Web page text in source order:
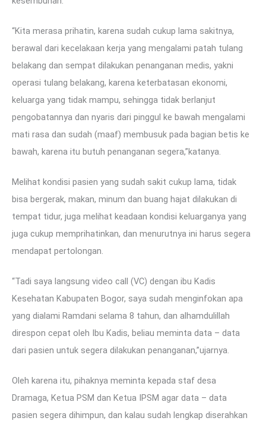
“Kita merasa prihatin, karena sudah cukup lama sakitnya,
berawal dari kecelakaan kerja yang mengalami patah tulang
belakang dan sempat dilakukan penanganan medis, yakni
operasi tulang belakang, karena keterbatasan ekonomi,
keluarga yang tidak mampu, sehingga tidak berlanjut
pengobatannya dan nyaris dari pinggul ke bawah mengalami
mati rasa dan sudah (maaf) membusuk pada bagian betis ke
bawah, karena itu butuh penanganan segera,”katanya.
Melihat kondisi pasien yang sudah sakit cukup lama, tidak
bisa bergerak, makan, minum dan buang hajat dilakukan di
tempat tidur, juga melihat keadaan kondisi keluarganya yang
juga cukup memprihatinkan, dan menurutnya ini harus segera
mendapat pertolongan.
“Tadi saya langsung video call (VC) dengan ibu Kadis
Kesehatan Kabupaten Bogor, saya sudah menginfokan apa
yang dialami Ramdani selama 8 tahun, dan alhamdulillah
direspon cepat oleh Ibu Kadis, beliau meminta data – data
dari pasien untuk segera dilakukan penanganan,”ujarnya.
Oleh karena itu, pihaknya meminta kepada staf desa
Dramaga, Ketua PSM dan Ketua IPSM agar data – data
pasien segera dihimpun, dan kalau sudah lengkap diserahkan